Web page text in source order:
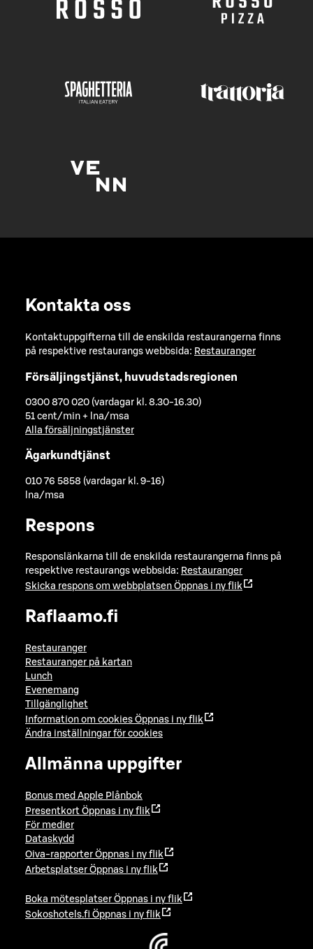
Kontakta oss
Kontaktuppgifterna till de enskilda restaurangerna finns
på respektive restaurangs webbsida: Restauranger
Försäljingstjänst, huvudstadsregionen
0300 870 020 (vardagar kl. 8.30-16.30)
51 cent/min + lna/msa
Alla försäljningstjänster
Ägarkundtjänst
010 76 5858 (vardagar kl. 9-16)
lna/msa
Respons
Responslänkarna till de enskilda restaurangerna finns på
respektive restaurangs webbsida: Restauranger
Skicka respons om webbplatsen Öppnas i ny flik
Raflaamo.fi
Restauranger
Restauranger på kartan
Lunch
Evenemang
Tillgänglighet
Information om cookies Öppnas i ny flik
Ändra inställningar för cookies
Allmänna uppgifter
Bonus med Apple Plånbok
Presentkort Öppnas i ny flik
För medier
Dataskydd
Oiva-rapporter Öppnas i ny flik
Arbetsplatser Öppnas i ny flik
Boka mötesplatser Öppnas i ny flik
Sokoshotels.fi Öppnas i ny flik